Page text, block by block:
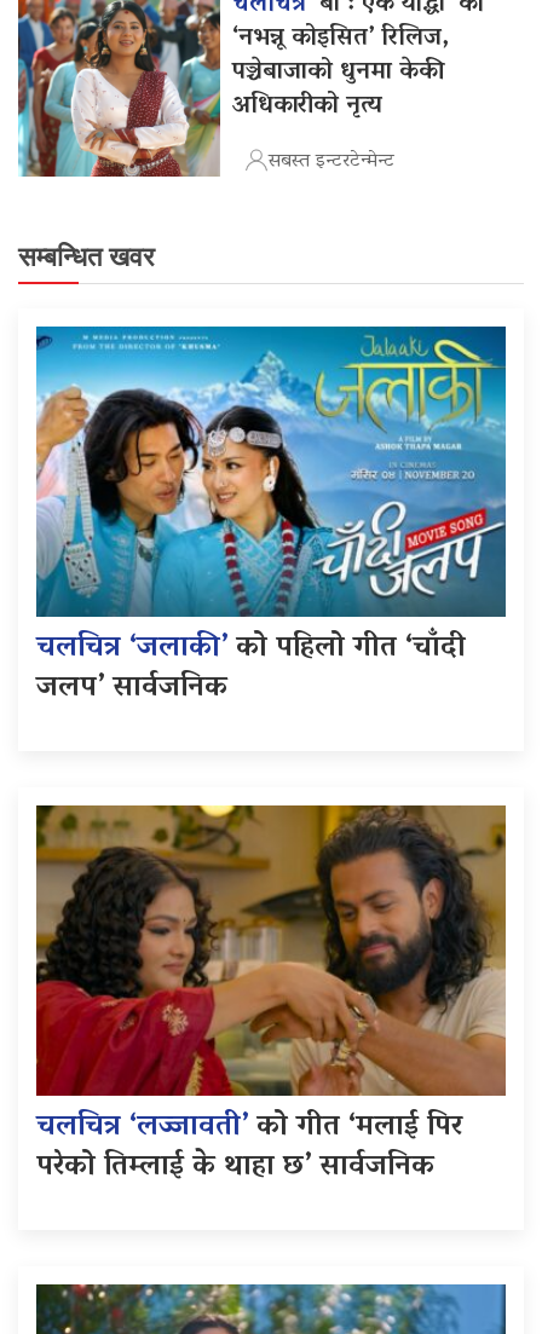
‘नभन्नू कोइसित’ रिलिज,
पञ्चेबाजाको धुनमा केकी
अधिकारीको नृत्य
सबस्त इन्टरटेन्मेन्ट
सम्बन्धित खवर
चलचित्र ‘जलाकी’को पहिलो गीत ‘चाँदी
जलप’ सार्वजनिक
चलचित्र ‘लज्जावती’को गीत ‘मलाई पिर
परेको तिम्लाई के थाहा छ’ सार्वजनिक